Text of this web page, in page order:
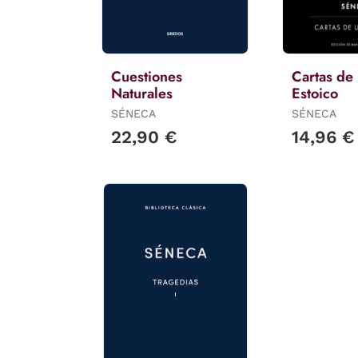
Cuestiones
Naturales
SÉNECA
22,90 €
Cartas de
Estoico
SÉNECA
14,96 €